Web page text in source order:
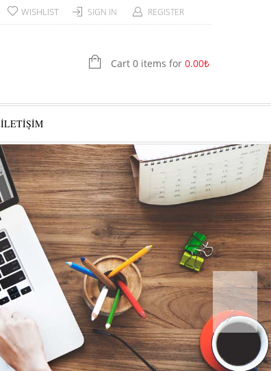
SIGN IN REGISTER
WISHLIST
Cart 0 items for 0.00₺
İLETİŞİM